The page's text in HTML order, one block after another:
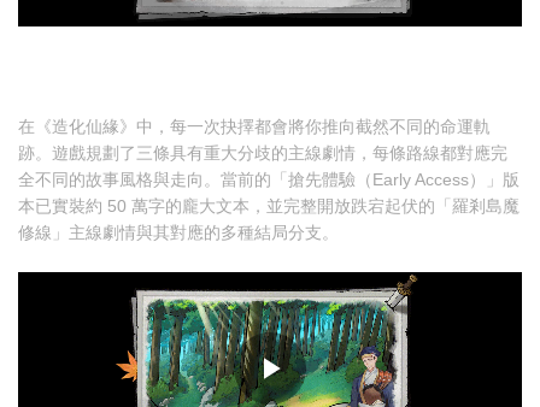
在《造化仙緣》中，每一次抉擇都會將你推向截然不同的命運軌
跡。遊戲規劃了三條具有重大分歧的主線劇情，每條路線都對應完
全不同的故事風格與走向。當前的「搶先體驗（Early Access）」版
本已實裝約 50 萬字的龐大文本，並完整開放跌宕起伏的「羅剎島魔
修線」主線劇情與其對應的多種結局分支。